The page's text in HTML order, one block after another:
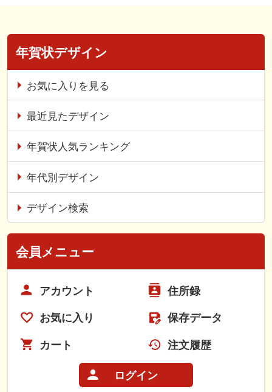
年賀状デザイン
お気に入りを見る
最近見たデザイン
年賀状人気ランキング
年代別デザイン
デザイン検索
会員メニュー
アカウント 住所録
お気に入り 保存データ
カート 注文履歴
ログイン